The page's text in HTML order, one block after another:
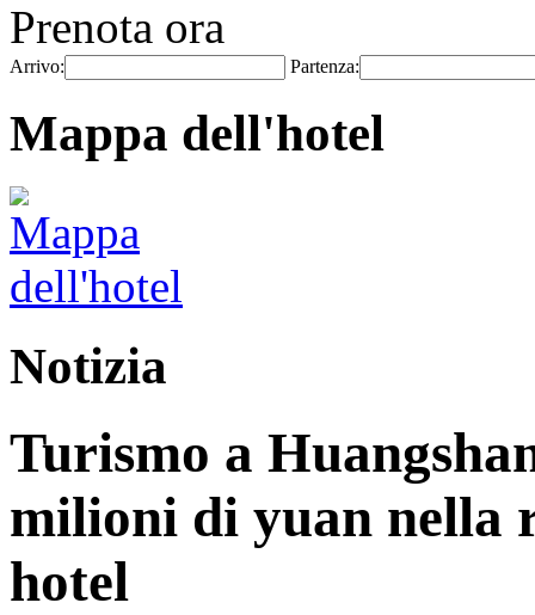
Prenota ora
Arrivo: Partenza:
Mappa dell'hotel
Notizia
Turismo a
milioni di yuan nella
hotel